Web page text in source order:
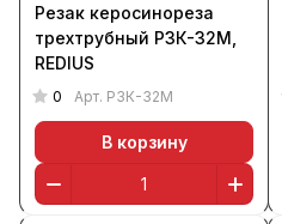
Резак керосинореза
трехтрубный Р3К-32М,
REDIUS
0 Арт. Р3К-32М
В корзину